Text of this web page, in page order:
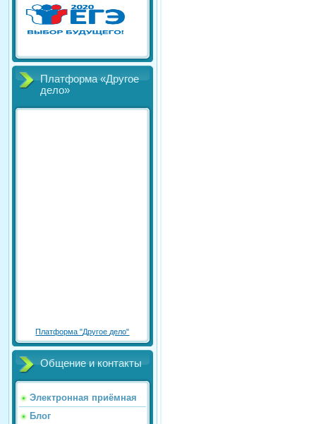
Платформа «Другое
дело»
Платформа "Другое дело"
Общение и контакты
Электронная приёмная
Блог